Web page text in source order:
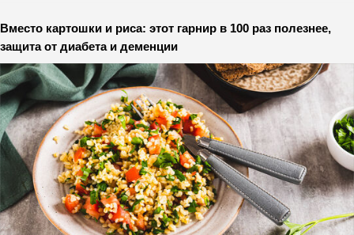
Вместо картошки и риса: этот гарнир в 100 раз полезнее,
защита от диабета и деменции